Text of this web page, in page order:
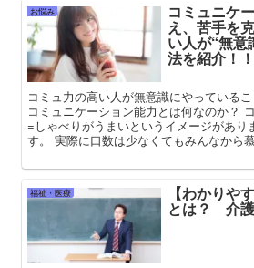
お悩み コミュニケ
え、苦手を
い人が“無意
法を紹介！！
コミュ力の高い人が無意識にやっている
コミュニケーション能力とは何なのか？
=しゃべりがうまいというイメージがあり
す。 実際に口数は少なくてもみんなから
福祉・医療 【わかりや
とは？ 介